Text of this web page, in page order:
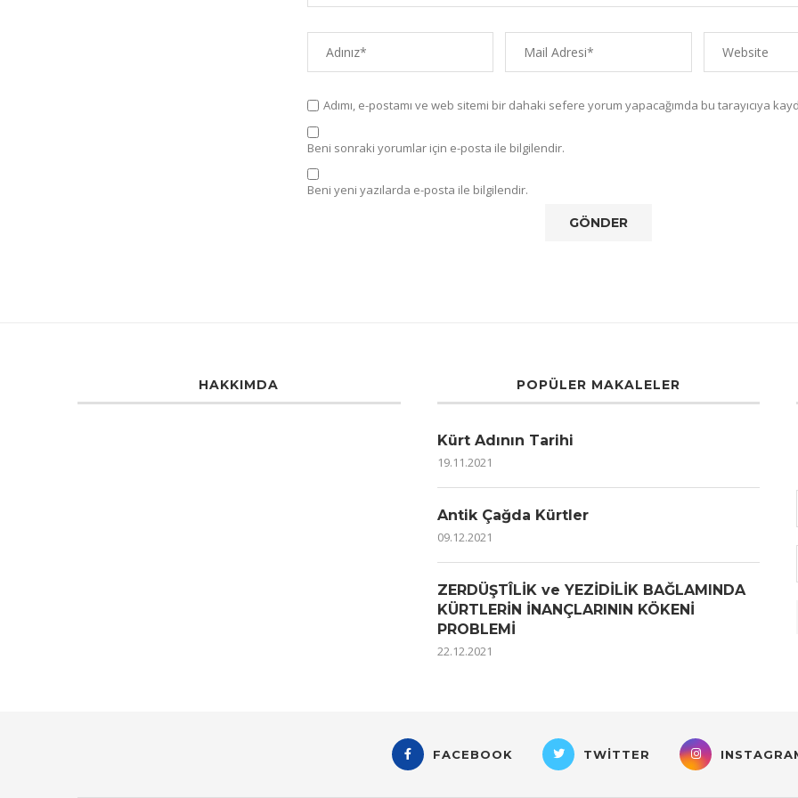
Adımı, e-postamı ve web sitemi bir dahaki sefere yorum yapacağımda bu tarayıcıya
Beni sonraki yorumlar için e-posta ile bilgilendir.
Beni yeni yazılarda e-posta ile bilgilendir.
HAKKIMDA POPÜLER MAKALELER
Kürt Adının Tarihi
19.11.2021
Antik Çağda Kürtler
09.12.2021
ZERDÜŞTÎLİK ve YEZİDİLİK BAĞLAMINDA
KÜRTLERİN İNANÇLARININ KÖKENİ
PROBLEMİ
22.12.2021
FACEBOOK TWITTER